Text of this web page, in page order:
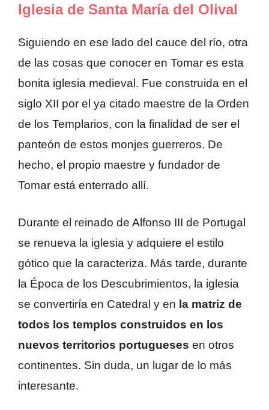
Iglesia de Santa María del Olival
Siguiendo en ese lado del cauce del río, otra
de las cosas que conocer en Tomar es esta
bonita iglesia medieval. Fue construida en el
siglo XII por el ya citado maestre de la Orden
de los Templarios, con la finalidad de ser el
panteón de estos monjes guerreros. De
hecho, el propio maestre y fundador de
Tomar está enterrado allí.
Durante el reinado de Alfonso III de Portugal
se renueva la iglesia y adquiere el estilo
gótico que la caracteriza. Más tarde, durante
la Época de los Descubrimientos, la iglesia
se convertiría en Catedral y en la matriz de
todos los templos construidos en los
nuevos territorios portugueses en otros
continentes. Sin duda, un lugar de lo más
interesante.